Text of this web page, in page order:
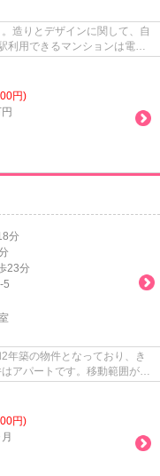
造りとデザインに関して、自
利用できるマンションは電車
円)
分
23分
5
年築の物件となっており、き
アパートです。移動範囲が広
円)